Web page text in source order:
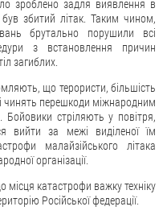
зроблено задля виявлення в
збитий літак. Таким чином,
брутально порушили всі
з встановлення причин
загиблих.
що терористи, більшість
чинять перешкоди міжнародним
Бойовики стріляють у повітря,
вийти за межі виділеної їм
малайзійського літака
організації.
катастрофи важку техніку
Російської федерації.